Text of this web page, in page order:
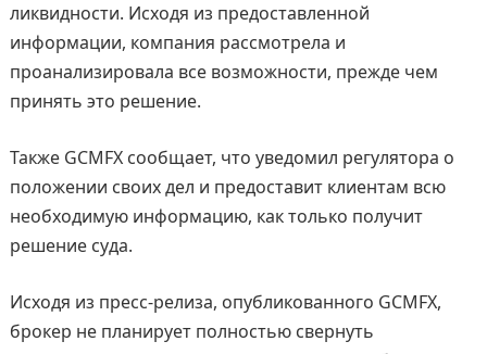
ликвидности. Исходя из предоставленной
информации, компания рассмотрела и
проанализировала все возможности, прежде чем
принять это решение.
Также GCMFX сообщает, что уведомил регулятора о
положении своих дел и предоставит клиентам всю
необходимую информацию, как только получит
решение суда.
Исходя из пресс-релиза, опубликованного GCMFX,
брокер не планирует полностью свернуть